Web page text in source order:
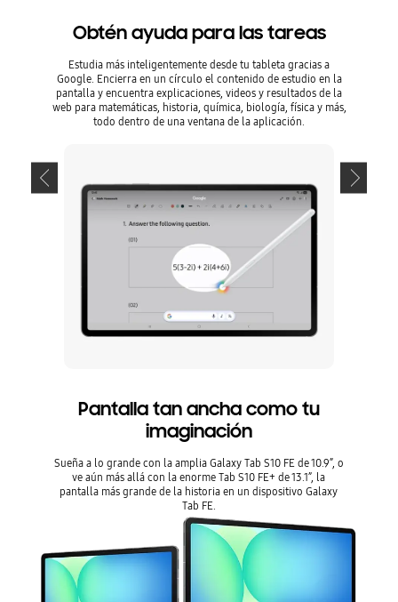
Obtén ayuda para las tareas
Estudia más inteligentemente desde tu tableta gracias a
Google. Encierra en un círculo el contenido de estudio en la
pantalla y encuentra explicaciones, videos y resultados de la
web para matemáticas, historia, química, biología, física y más,
todo dentro de una ventana de la aplicación.
Pantalla tan ancha como tu
imaginación
Sueña a lo grande con la amplia Galaxy Tab S10 FE de 10.9”, o
ve aún más allá con la enorme Tab S10 FE+ de 13.1”, la
pantalla más grande de la historia en un dispositivo Galaxy
Tab FE.